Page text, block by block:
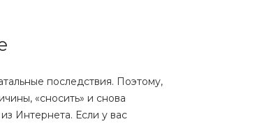
последствия. Поэтому,
«сносить» и снова
Интернета. Если у вас